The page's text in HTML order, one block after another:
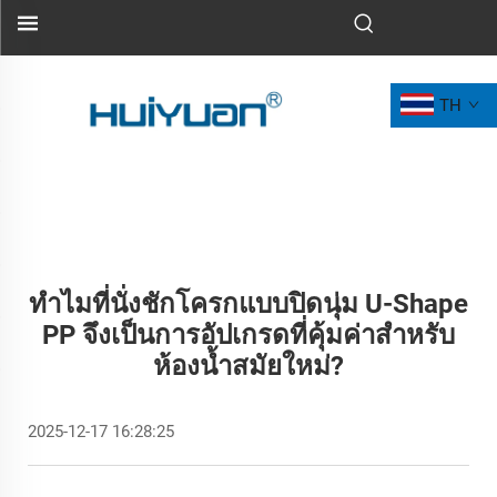
TH
ทำไมที่นั่งชักโครกแบบปิดนุ่ม U-Shape
PP จึงเป็นการอัปเกรดที่คุ้มค่าสำหรับ
ห้องน้ำสมัยใหม่?
2025-12-17 16:28:25